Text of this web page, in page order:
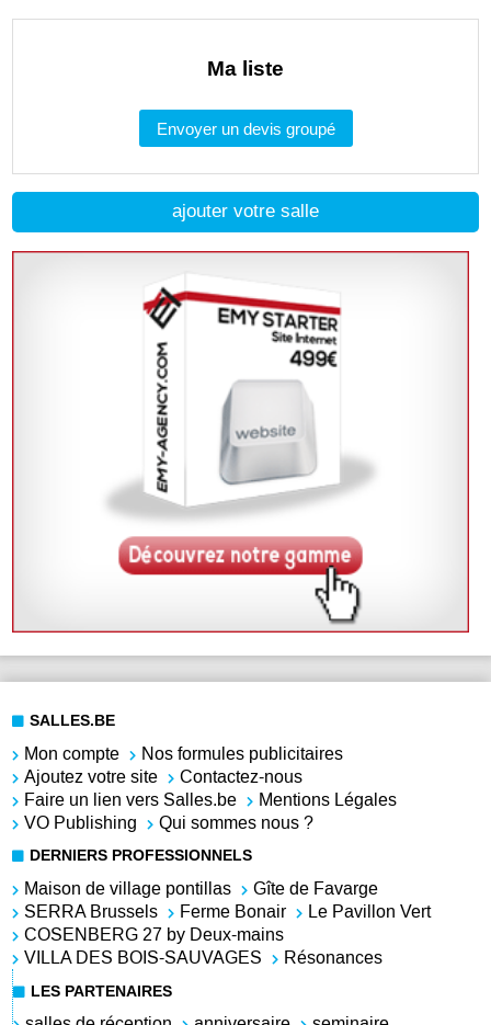
ajouter votre salle
Ma liste
Envoyer un devis groupé
SALLES.BE
Mon compte
Nos formules publicitaires
Ajoutez votre site
Contactez-nous
Faire un lien vers Salles.be
Mentions Légales
VO Publishing
Qui sommes nous ?
DERNIERS PROFESSIONNELS
Maison de village pontillas
Gîte de Favarge
SERRA Brussels
Ferme Bonair
Le Pavillon Vert
COSENBERG 27 by Deux-mains
VILLA DES BOIS-SAUVAGES
Résonances
LES PARTENAIRES